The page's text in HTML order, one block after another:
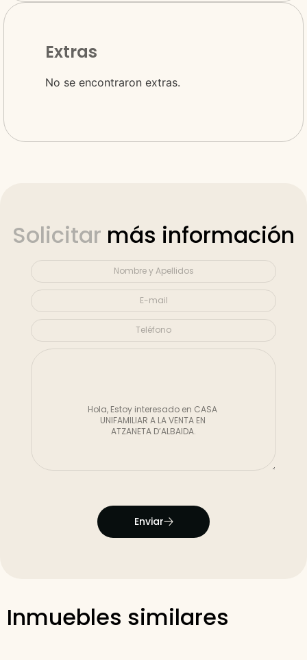
Extras
No se encontraron extras.
Solicitar más información
Enviar
Inmuebles similares